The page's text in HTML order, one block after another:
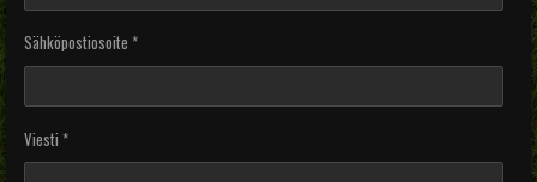
Sähköpostiosoite *
Viesti *